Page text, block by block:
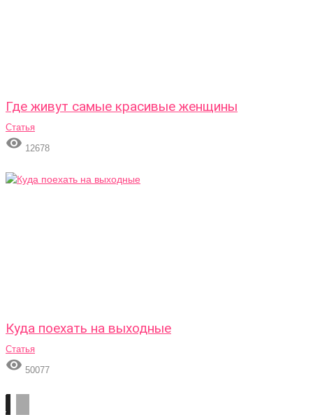
Где живут самые красивые женщины
Статья
 12678
Куда поехать на выходные
Статья
 50077